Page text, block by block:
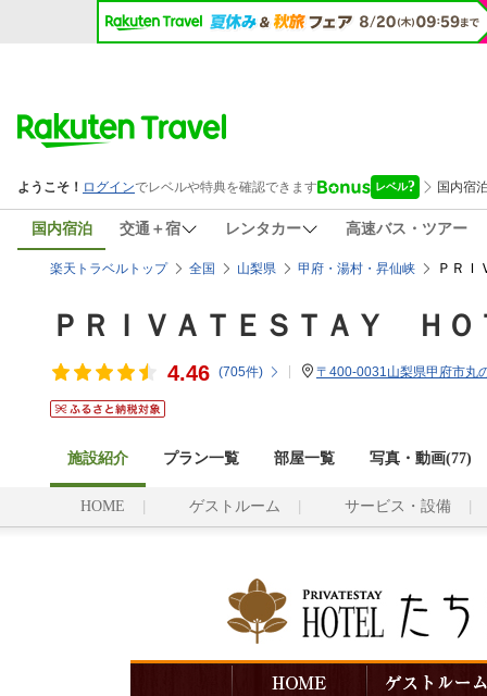
国内宿泊 交通＋宿 レンタカー 高速バス・ツアー
楽天トラベルトップ 全国 山梨県 甲府・湯村・昇仙峡 ＰＲ
ＰＲＩＶＡＴＥＳＴＡＹ Ｈ
4.46 (705件) 〒400-0031山梨県甲府市丸
施設紹介 プラン一覧 部屋一覧 写真・動画(77)
HOME ゲストルーム サービス・設備